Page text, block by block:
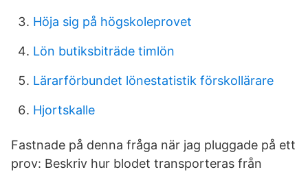
Höja sig på högskoleprovet
Lön butiksbiträde timlön
Lärarförbundet lönestatistik förskollärare
Hjortskalle
Fastnade på denna fråga när jag pluggade på ett
prov: Beskriv hur blodet transporteras från